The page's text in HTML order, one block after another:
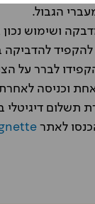
הגבול.
ושימוש
להקפיד
לברר על
וכניסה
תשלום דיגיטלי
לאתר